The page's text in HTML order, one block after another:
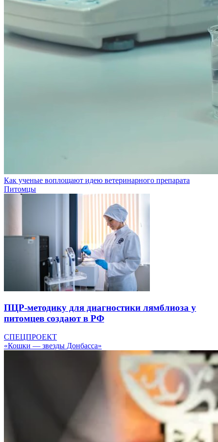
Как ученые воплощают идею ветеринарного препарата
Питомцы
ПЦР-методику для диагностики лямблиоза у
питомцев создают в РФ
СПЕЦПРОЕКТ
«Кошки — звезды Донбасса»